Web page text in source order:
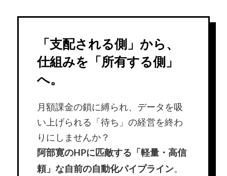
「支配される側」から、
仕組みを「所有する側」
へ。
月額課金の鎖に縛られ、データを吸
い上げられる「待ち」の経営を終わ
りにしませんか？
阿部寛のHPに匹敵する「軽量・高信
頼」な自前の自動化パイプライン。